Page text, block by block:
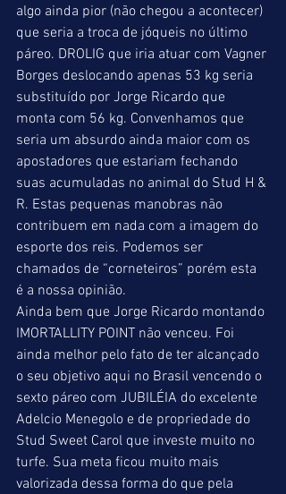
algo ainda pior (não chegou a acontecer)
que seria a troca de jóqueis no último
páreo. DROLIG que iria atuar com Vagner
Borges deslocando apenas 53 kg seria
substituído por Jorge Ricardo que
monta com 56 kg. Convenhamos que
seria um absurdo ainda maior com os
apostadores que estariam fechando
suas acumuladas no animal do Stud H &
R. Estas pequenas manobras não
contribuem em nada com a imagem do
esporte dos reis. Podemos ser
chamados de “corneteiros” porém esta
é a nossa opinião.
Ainda bem que Jorge Ricardo montando
IMORTALLITY POINT não venceu. Foi
ainda melhor pelo fato de ter alcançado
o seu objetivo aqui no Brasil vencendo o
sexto páreo com JUBILÉIA do excelente
Adelcio Menegolo e de propriedade do
Stud Sweet Carol que investe muito no
turfe. Sua meta ficou muito mais
valorizada dessa forma do que pela